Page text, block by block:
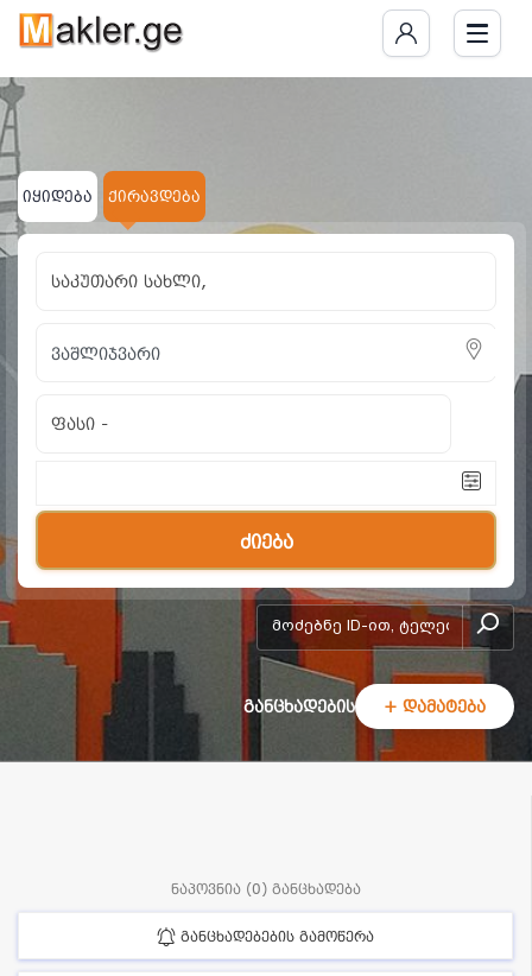
იყიდება ქირავდება
საკუთარი სახლი,
ფასი -
ძიება
add-form
განცხადების + დამატება
ნაპოვნია (0) განცხადება
განცხადებების გამოწერა